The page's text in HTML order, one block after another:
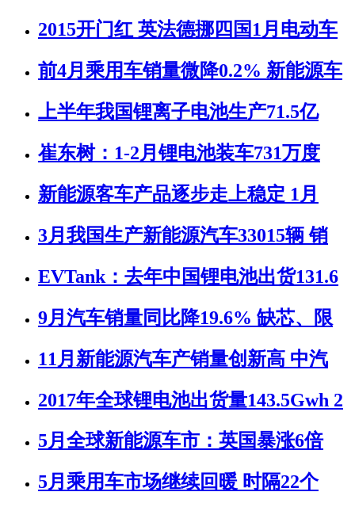
2015开门红 英法德挪四国1月电动车
前4月乘用车销量微降0.2% 新能源车
上半年我国锂离子电池生产71.5亿
崔东树：1-2月锂电池装车731万度
新能源客车产品逐步走上稳定 1月
3月我国生产新能源汽车33015辆 销
EVTank：去年中国锂电池出货131.6
9月汽车销量同比降19.6% 缺芯、限
11月新能源汽车产销量创新高 中汽
2017年全球锂电池出货量143.5Gwh 2
5月全球新能源车市：英国暴涨6倍
5月乘用车市场继续回暖 时隔22个